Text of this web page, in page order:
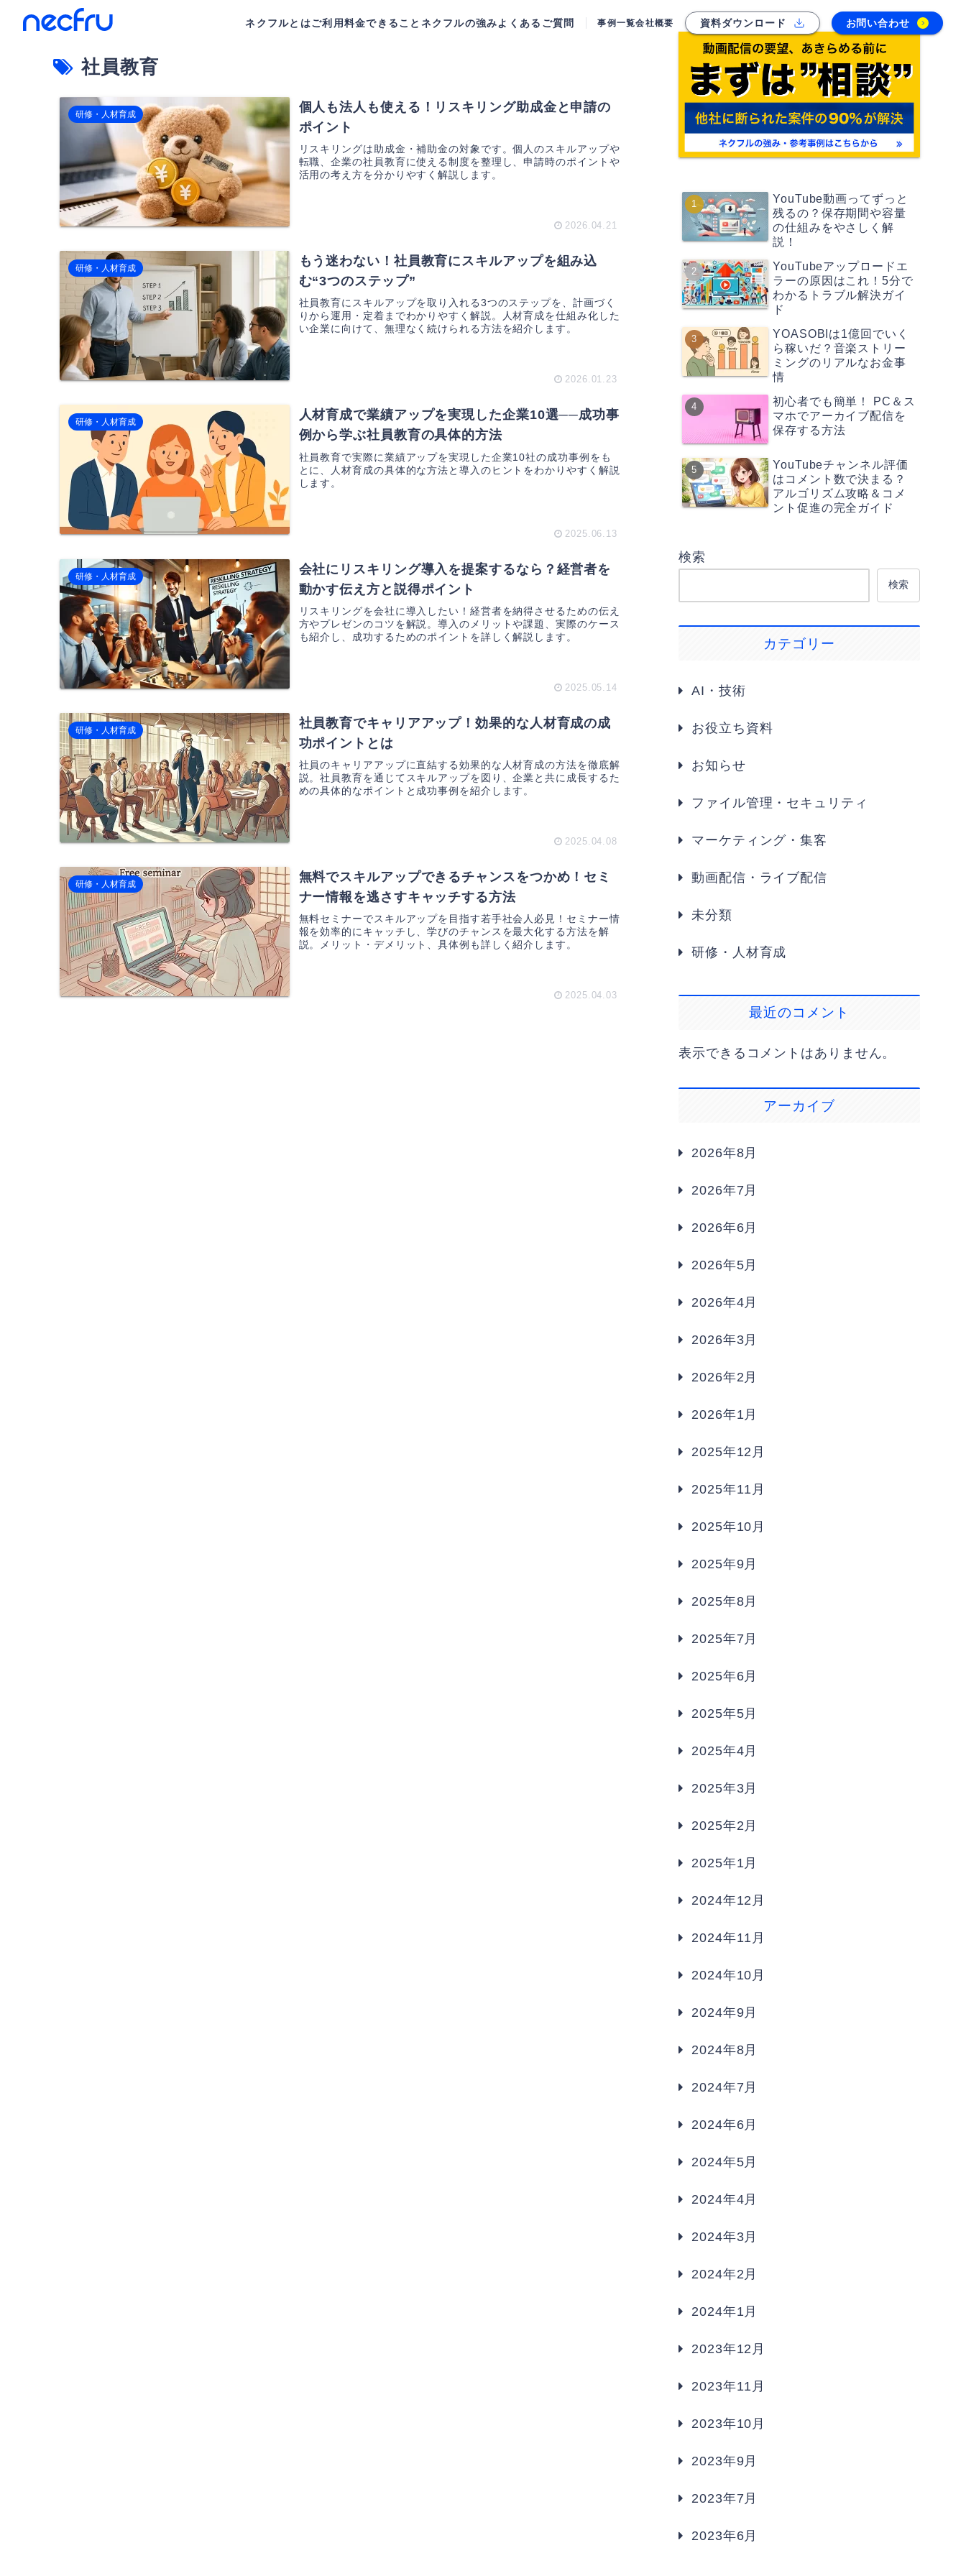
ネクフルとはご利用料金できること ネクフルの強みよくあるご質問 事例一覧会社概要 資料ダウンロード お問い合わせ
社員教育
研修・人材育成
個人も法人も使える！リスキリング助成金と申請の
ポイント
リスキリングは助成金・補助金の対象です。個人のスキルアップや
転職、企業の社員教育に使える制度を整理し、申請時のポイントや
活用の考え方を分かりやすく解説します。
2026.04.21
研修・人材育成
もう迷わない！社員教育にスキルアップを組み込
む“3つのステップ”
社員教育にスキルアップを取り入れる3つのステップを、計画づく
りから運用・定着までわかりやすく解説。人材育成を仕組み化した
い企業に向けて、無理なく続けられる方法を紹介します。
2026.01.23
研修・人材育成
人材育成で業績アップを実現した企業10選──成功事
例から学ぶ社員教育の具体的方法
社員教育で実際に業績アップを実現した企業10社の成功事例をも
とに、人材育成の具体的な方法と導入のヒントをわかりやすく解説
します。
2025.06.13
研修・人材育成
会社にリスキリング導入を提案するなら？経営者を
動かす伝え方と説得ポイント
リスキリングを会社に導入したい！経営者を納得させるための伝え
方やプレゼンのコツを解説。導入のメリットや課題、実際のケース
も紹介し、成功するためのポイントを詳しく解説します。
2025.05.14
研修・人材育成
社員教育でキャリアアップ！効果的な人材育成の成
功ポイントとは
社員のキャリアアップに直結する効果的な人材育成の方法を徹底解
説。社員教育を通じてスキルアップを図り、企業と共に成長するた
めの具体的なポイントと成功事例を紹介します。
2025.04.08
研修・人材育成
無料でスキルアップできるチャンスをつかめ！セミ
ナー情報を逃さすキャッチする方法
無料セミナーでスキルアップを目指す若手社会人必見！セミナー情
報を効率的にキャッチし、学びのチャンスを最大化する方法を解
説。メリット・デメリット、具体例も詳しく紹介します。
2025.04.03
YouTube動画ってずっと
残るの？保存期間や容量
の仕組みをやさしく解
説！
YouTubeアップロードエ
ラーの原因はこれ！5分で
わかるトラブル解決ガイ
ド
YOASOBIは1億回でいく
ら稼いだ？音楽ストリー
ミングのリアルなお金事
情
初心者でも簡単！ PC＆ス
マホでアーカイブ配信を
保存する方法
YouTubeチャンネル評価
はコメント数で決まる？
アルゴリズム攻略＆コメ
ント促進の完全ガイド
検索
検索
カテゴリー
AI・技術
お役立ち資料
お知らせ
ファイル管理・セキュリティ
マーケティング・集客
動画配信・ライブ配信
未分類
研修・人材育成
最近のコメント
表示できるコメントはありません。
アーカイブ
2026年8月
2026年7月
2026年6月
2026年5月
2026年4月
2026年3月
2026年2月
2026年1月
2025年12月
2025年11月
2025年10月
2025年9月
2025年8月
2025年7月
2025年6月
2025年5月
2025年4月
2025年3月
2025年2月
2025年1月
2024年12月
2024年11月
2024年10月
2024年9月
2024年8月
2024年7月
2024年6月
2024年5月
2024年4月
2024年3月
2024年2月
2024年1月
2023年12月
2023年11月
2023年10月
2023年9月
2023年7月
2023年6月